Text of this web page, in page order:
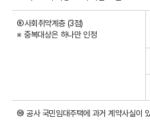
⑨사회취약계층 (3점)
※ 중복대상은 하나만 인정
⑩ 공사 국민임대주택에 과거 계약사실이